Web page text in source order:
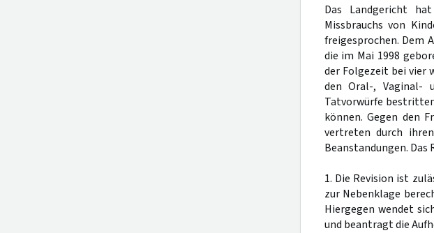
Das Landgericht
Missbrauchs von
freigesprochen. Dem
die im Mai 1998
der Folgezeit bei vier
den Oral-, Vaginal-
Tatvorwürfe
können. Gegen den
vertreten durch
Beanstandungen.
1. Die Revision ist
zur Nebenklage
Hiergegen wendet
und beantragt die